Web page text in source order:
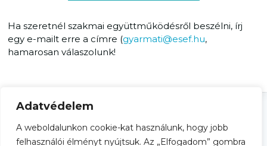
Adatvédelem
A weboldalunkon cookie-kat használunk, hogy jobb
felhasználói élményt nyújtsuk. Az „Elfogadom” gombra
Ha szeretnél szakmai együttműködésről beszélni, írj
egy e-mailt erre a címre (gyarmati@esef.hu,
hamarosan válaszolunk!
Általános Szerződési Feltételek